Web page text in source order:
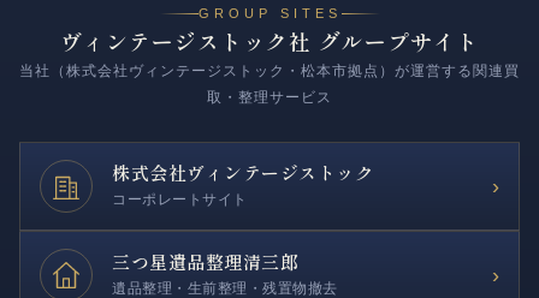
GROUP SITES
ヴィンテージストック社 グループサイト
当社（株式会社ヴィンテージストック・松本市拠点）が運営する関連買
取・整理サービス
株式会社ヴィンテージストック
コーポレートサイト
›
三つ星遺品整理清三郎
遺品整理・生前整理・残置物撤去
›